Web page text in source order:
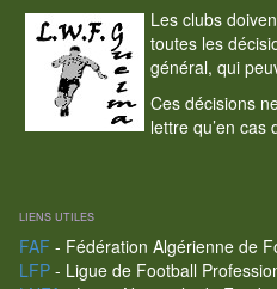
Les clubs
toutes les
général, qui
Ces décisions
lettre qu’en cas
LIENS UTILES
FAF - Fédération Algérienne de
LFP- Ligue de Football